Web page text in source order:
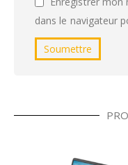
dans le navigateur